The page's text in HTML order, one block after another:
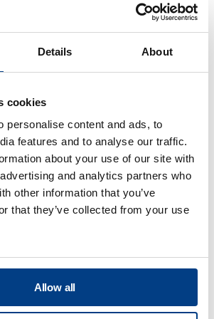
Details About
cookies
personalise content and ads, to
features and to analyse our traffic.
about your use of our site with
and analytics partners who
other information that you’ve
that they’ve collected from your use
Allow all